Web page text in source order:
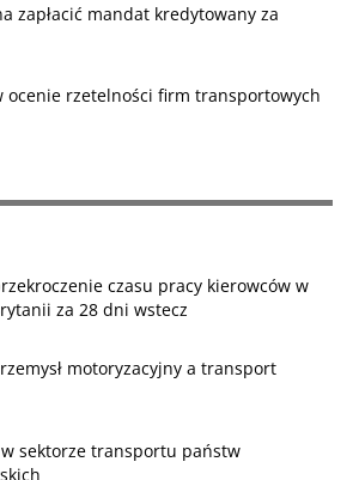
zapłacić mandat kredytowany za
ocenie rzetelności firm transportowych
czasu pracy kierowców w
za 28 dni wstecz
motoryzacyjny a transport
sektorze transportu państw